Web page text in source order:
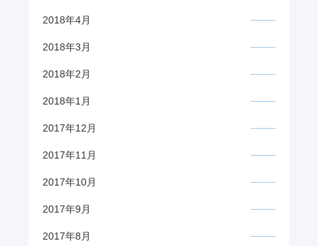
2018年4月
2018年3月
2018年2月
2018年1月
2017年12月
2017年11月
2017年10月
2017年9月
2017年8月